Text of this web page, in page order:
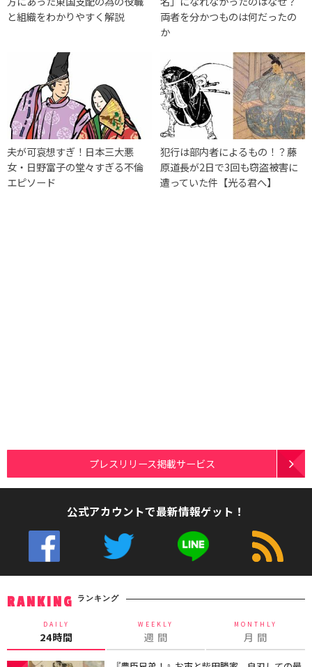
と組織をわかりやすく解説
両者を分かつものは何だったの
か
夫が可哀想すぎ！日本三大悪
女・日野富子の堂々すぎる不倫
エピソード
犯行は部内者によるもの！？藤
原道長が2日で3回も窃盗被害に
遭っていた件【光る君へ】
プレスリリース掲載サービス
公式アカウントで最新情報ゲット！
RANKING ランキング
DAILY
24時間
WEEKLY
週 間
MONTHLY
月 間